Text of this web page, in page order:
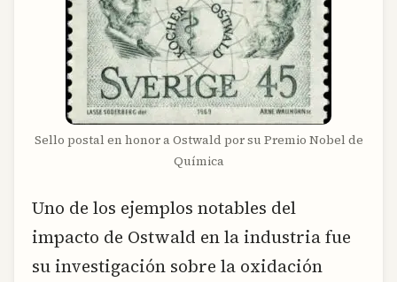
Sello postal en honor a Ostwald por su Premio Nobel de
Química
Uno de los ejemplos notables del
impacto de Ostwald en la industria fue
su investigación sobre la oxidación